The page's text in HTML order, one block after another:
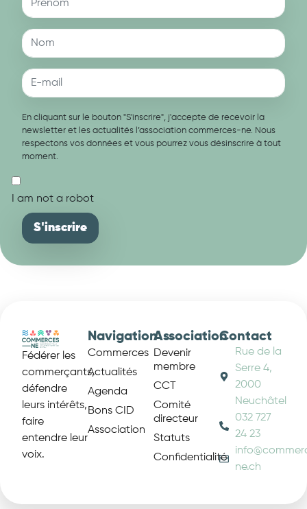
En cliquant sur le bouton "S'inscrire", j'accepte de recevoir la
newsletter et les actualités l’association commerces-ne. Nous
respectons vos données et vous pourrez vous désinscrire à tout
moment.
I am not a robot
Fédérer les
commerçants,
défendre
leurs intérêts,
faire
entendre leur
voix.
Navigation
Commerces
Actualités
Agenda
Bons CID
Association
Association
Devenir
membre
CCT
Comité
directeur
Statuts
Confidentialité
Contact
Rue de la
Serre 4,
2000
Neuchâtel
032 727
24 23
ne.ch